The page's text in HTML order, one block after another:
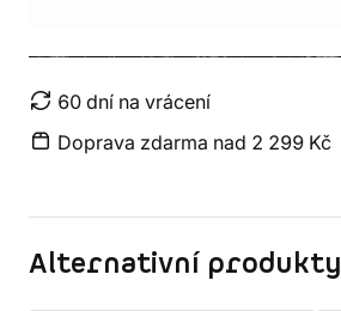
60 dní na vrácení
Doprava zdarma nad 2 299 Kč
Alternativní produkty